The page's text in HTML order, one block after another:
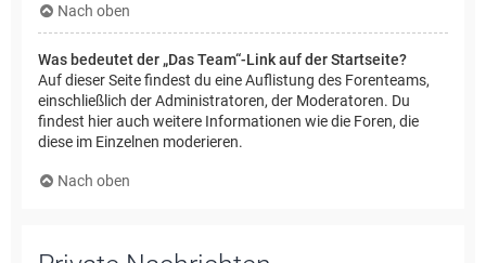
Nach oben
Was bedeutet der „Das Team“-Link auf der Startseite?
Auf dieser Seite findest du eine Auflistung des Forenteams,
einschließlich der Administratoren, der Moderatoren. Du
findest hier auch weitere Informationen wie die Foren, die
diese im Einzelnen moderieren.
Nach oben